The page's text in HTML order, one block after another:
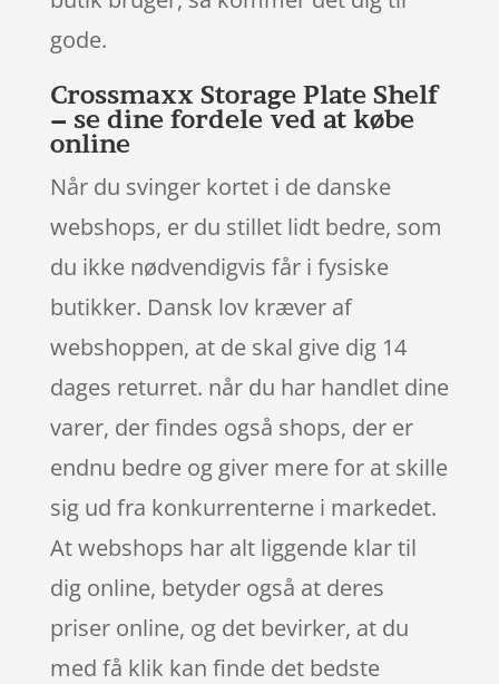
gode.
Crossmaxx Storage Plate Shelf
– se dine fordele ved at købe
online
Når du svinger kortet i de danske
webshops, er du stillet lidt bedre, som
du ikke nødvendigvis får i fysiske
butikker. Dansk lov kræver af
webshoppen, at de skal give dig 14
dages returret. når du har handlet dine
varer, der findes også shops, der er
endnu bedre og giver mere for at skille
sig ud fra konkurrenterne i markedet.
At webshops har alt liggende klar til
dig online, betyder også at deres
priser online, og det bevirker, at du
med få klik kan finde det bedste